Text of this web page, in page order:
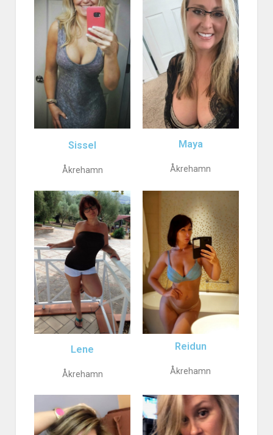
Sissel
Åkrehamn
Maya
Åkrehamn
Lene
Åkrehamn
Reidun
Åkrehamn